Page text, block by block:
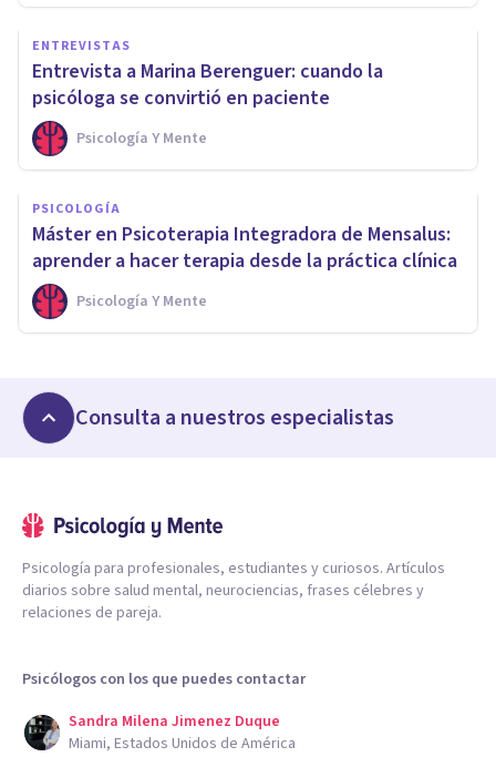
ENTREVISTAS
Entrevista a Marina Berenguer: cuando la
psicóloga se convirtió en paciente
Psicología Y Mente
PSICOLOGÍA
Máster en Psicoterapia Integradora de Mensalus:
aprender a hacer terapia desde la práctica clínica
Psicología Y Mente
Consulta a nuestros especialistas
Psicología para profesionales, estudiantes y curiosos. Artículos
diarios sobre salud mental, neurociencias, frases célebres y
relaciones de pareja.
Psicólogos con los que puedes contactar
Sandra Milena Jimenez Duque
Miami, Estados Unidos de América